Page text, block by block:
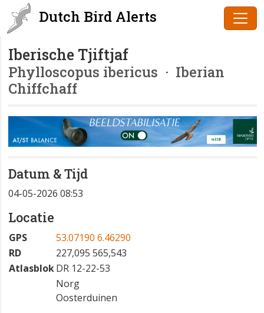
Dutch Bird Alerts
Iberische Tjiftjaf
Phylloscopus ibericus · Iberian
Chiffchaff
Datum & Tijd
04-05-2026 08:53
Locatie
GPS
53.07190 6.46290
RD
227,095 565,543
AtlasblokDR 12-22-53
Norg
Oosterduinen